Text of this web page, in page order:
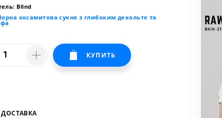
Blind
оксамитова сукня з глибоким декольте та
КУПИТЬ
ДОСТАВКА